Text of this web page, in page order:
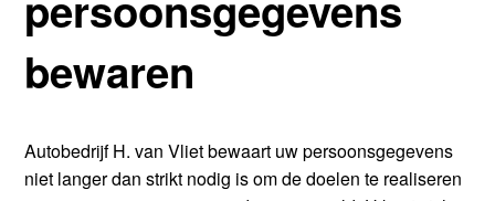
bewaren
Autobedrijf H. van Vliet bewaart uw persoonsgegevens
niet langer dan strikt nodig is om de doelen te realiseren